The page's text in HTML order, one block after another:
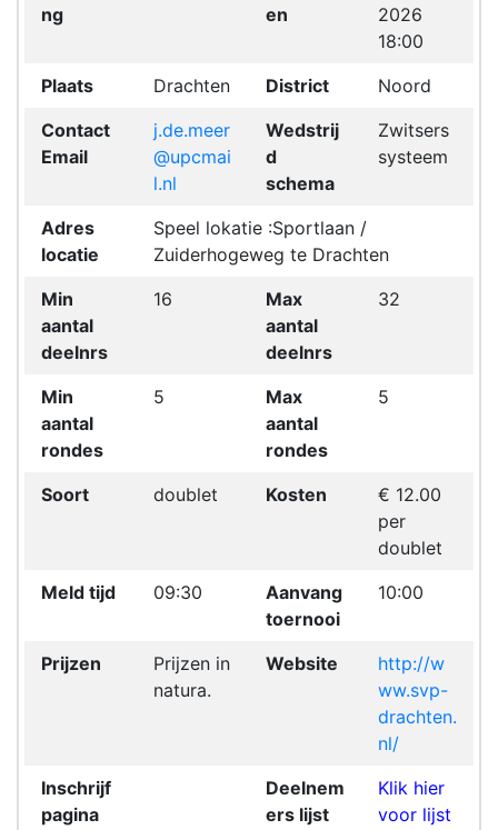
ng
en
2026
18:00
Plaats
Drachten District
Noord
Contact
Email
j.de.meer
@upcmai
l.nl
Wedstrij
d
schema
Zwitsers
systeem
Adres
locatie
Speel lokatie :Sportlaan /
Zuiderhogeweg te Drachten
Min
aantal
deelnrs
16
Max
aantal
deelnrs
32
Min
aantal
rondes
5
Max
aantal
rondes
5
Soort doublet Kosten
€ 12.00
per
doublet
Meld tijd
09:30
Aanvang
toernooi
10:00
Prijzen
Prijzen in
natura.
Website
http://w
ww.svp-
drachten.
nl/
Inschrijf
pagina
Deelnem
ers lijst
Klik hier
voor lijst